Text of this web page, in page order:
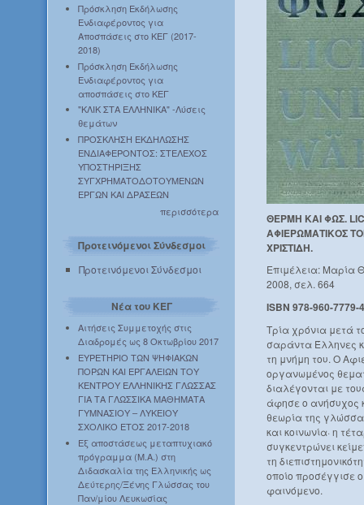
Πρόσκληση Εκδήλωσης
Ενδιαφέροντος για
Αποσπάσεις στο ΚΕΓ (2017-
2018)
Πρόσκληση Εκδήλωσης
Ενδιαφέροντος για
αποσπάσεις στο ΚΕΓ
"ΚΛΙΚ ΣΤΑ ΕΛΛΗΝΙΚΑ" -Λύσεις
θεμάτων
ΠΡΟΣΚΛΗΣΗ ΕΚΔΗΛΩΣΗΣ
ΕΝΔΙΑΦΕΡΟΝΤΟΣ: ΣΤΕΛΕΧΟΣ
ΥΠΟΣΤΗΡΙΞΗΣ
ΣΥΓΧΡΗΜΑΤΟΔΟΤΟΥΜΕΝΩΝ
ΕΡΓΩΝ ΚΑΙ ΔΡΑΣΕΩΝ
περισσότερα
Προτεινόμενοι Σύνδεσμοι
Προτεινόμενοι Σύνδεσμοι
Νέα του ΚΕΓ
Αιτήσεις Συμμετοχής στις
Διαδρομές ως 8 Οκτωβρίου 2017
ΕΥΡΕΤΗΡΙΟ ΤΩΝ ΨΗΦΙΑΚΩΝ
ΠΟΡΩΝ ΚΑΙ ΕΡΓΑΛΕΙΩΝ ΤΟΥ
ΚΕΝΤΡΟΥ ΕΛΛΗΝΙΚΗΣ ΓΛΩΣΣΑΣ
ΓΙΑ ΤΑ ΓΛΩΣΣΙΚΑ ΜΑΘΗΜΑΤΑ
ΓΥΜΝΑΣΙΟΥ – ΛΥΚΕΙΟΥ
ΣΧΟΛΙΚΟ ΕΤΟΣ 2017-2018
Εξ αποστάσεως μεταπτυχιακό
πρόγραμμα (Μ.Α.) στη
Διδασκαλία της Ελληνικής ως
Δεύτερης/Ξένης Γλώσσας του
Παν/μίου Λευκωσίας
ΘΕΡΜΗ ΚΑΙ ΦΩΣ.
ΑΦΙΕΡΩΜΑΤΙΚΟΣ
ΧΡΙΣΤΙΔΗ.
Επιμέλεια: Μαρία
2008, σελ. 664
ISBN 978-960-7779-
Τρία χρόνια μετά
σαράντα Έλληνες
τη μνήμη του. Ο
οργανωμένος
διαλέγονται με
άφησε ο ανήσυχος
θεωρία της
και κοινωνία· η
συγκεντρώνει
τη
οποίο προσέγγισε
φαινόμενο.